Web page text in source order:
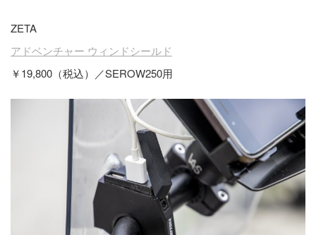
ZETA
アドベンチャー ウィンドシールド
￥19,800（税込）／SEROW250用